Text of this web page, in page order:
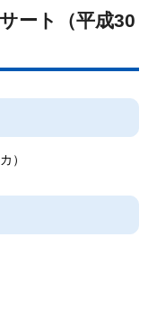
ート（平成30
）